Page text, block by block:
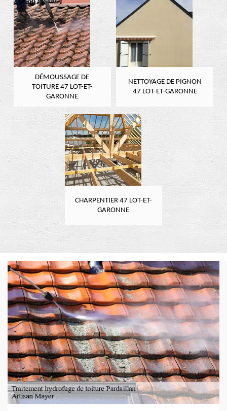
DÉMOUSSAGE DE
TOITURE 47 LOT-ET-
GARONNE
NETTOYAGE DE PIGNON
47 LOT-ET-GARONNE
CHARPENTIER 47 LOT-ET-
GARONNE